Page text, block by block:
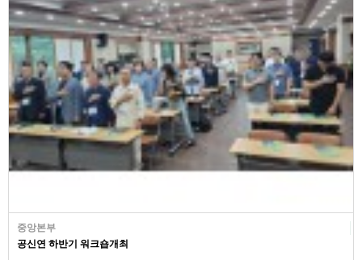
중앙본부
공신연 하반기 워크숍개최